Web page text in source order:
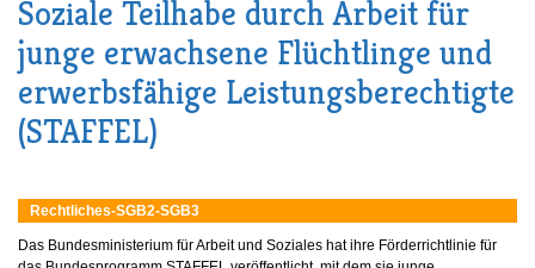
Soziale Teilhabe durch Arbeit für
junge erwachsene Flüchtlinge und
erwerbsfähige Leistungsberechtigte
(STAFFEL)
Rechtliches-SGB2-SGB3
Das Bundesministerium für Arbeit und Soziales hat ihre Förderrichtlinie für